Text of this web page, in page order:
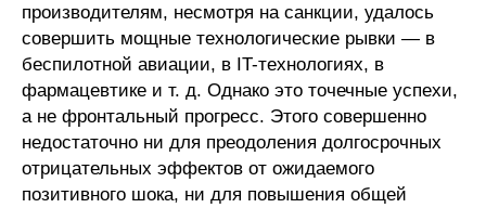
производителям, несмотря на санкции, удалось
совершить мощные технологические рывки — в
беспилотной авиации, в IT-технологиях, в
фармацевтике и т. д. Однако это точечные успехи,
а не фронтальный прогресс. Этого совершенно
недостаточно ни для преодоления долгосрочных
отрицательных эффектов от ожидаемого
позитивного шока, ни для повышения общей